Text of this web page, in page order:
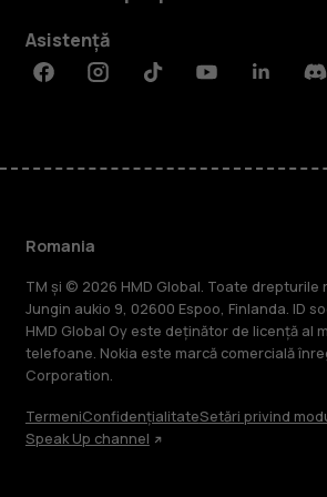
Asistență
FacebookInstagramTiktokYoutubeLinkedin
Romania
TM și © 2026 HMD Global. Toate drepturile
Jungin aukio 9, 02600 Espoo, Finlanda. ID
HMD Global Oy este deținător de licență al
telefoane. Nokia este marcă comercială
Corporation.
TermeniConfidențialitateSetări privind
Speak Up channel